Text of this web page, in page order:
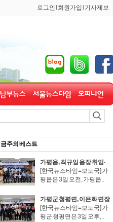
로그인 회원가입 기사제보
금주의 베스트
가평읍, 최규일 읍장 취임·장석조 읍장 이임식 개최
[한국뉴스타임=보도국] 가
평읍은 3일 오전, 가평읍..
가평군 청평면, 이은화 면장 취임·박성규 면장 이임
[한국뉴스타임=보도국] 가
평군 청평면은 3일 오후,..